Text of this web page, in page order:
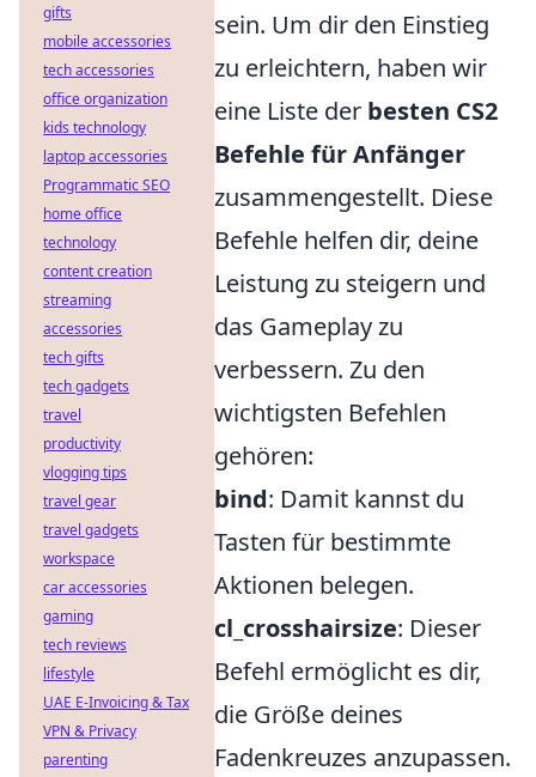
sein. Um dir den Einstieg
zu erleichtern, haben wir
eine Liste der besten CS2
Befehle für Anfänger
zusammengestellt. Diese
Befehle helfen dir, deine
Leistung zu steigern und
das Gameplay zu
verbessern. Zu den
wichtigsten Befehlen
gehören:
bind: Damit kannst du
Tasten für bestimmte
Aktionen belegen.
cl_crosshairsize: Dieser
Befehl ermöglicht es dir,
die Größe deines
Fadenkreuzes anzupassen.
gifts
mobile accessories
tech accessories
office organization
kids technology
laptop accessories
Programmatic SEO
home office
technology
content creation
streaming
accessories
tech gifts
tech gadgets
travel
productivity
vlogging tips
travel gear
travel gadgets
workspace
car accessories
gaming
tech reviews
lifestyle
UAE E-Invoicing & Tax
VPN & Privacy
parenting